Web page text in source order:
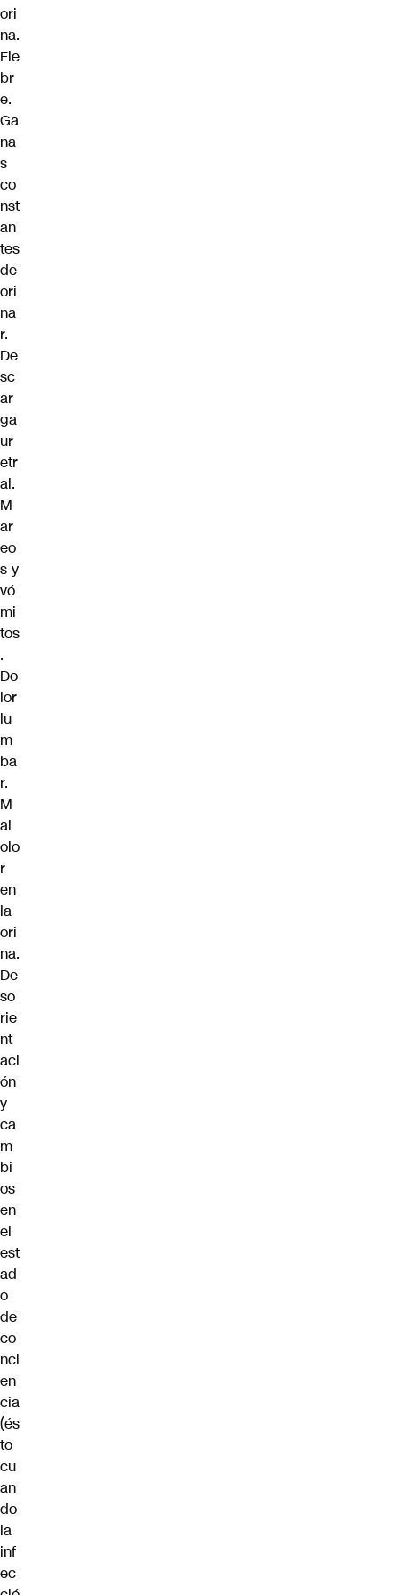
ori
na.
Fie
br
e.
Ga
na
s
co
nst
an
tes
de
ori
na
r.
De
sc
ar
ga
ur
etr
al.
M
ar
eo
s y
vó
mi
tos
.
Do
lor
lu
m
ba
r.
M
al
olo
r
en
la
ori
na.
De
so
rie
nt
aci
ón
y
ca
m
bi
os
en
el
est
ad
o
de
co
nci
en
cia
(és
to
cu
an
do
la
inf
ec